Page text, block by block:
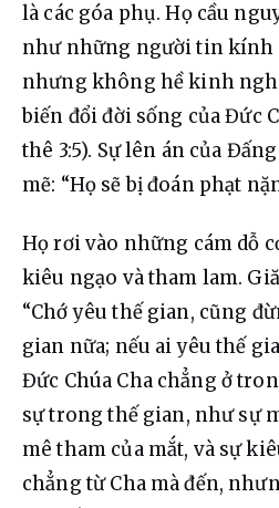
là các góa phụ. Họ cầu
như những người tin kính
nhưng không hề kinh
biến đổi đời sống của Đức
thê 3:5). Sự lên án của
mẽ: “Họ sẽ bị đoán phạt
Họ rơi vào những cám dỗ
kiêu ngạo và tham lam.
“Chớ yêu thế gian, cũng
gian nữa; nếu ai yêu thế
Đức Chúa Cha chẳng ở
sự trong thế gian, như sự
mê tham của mắt, và sự
chẳng từ Cha mà đến,